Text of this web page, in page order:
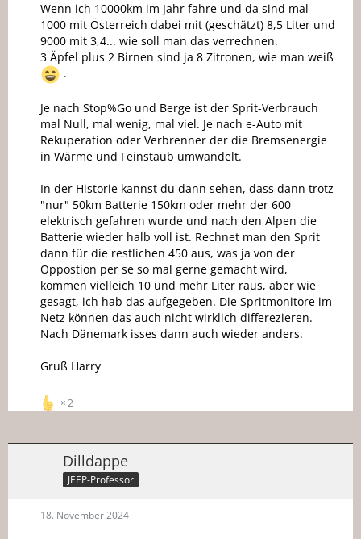
Wenn ich 10000km im Jahr fahre und da sind mal
1000 mit Österreich dabei mit (geschätzt) 8,5 Liter und
9000 mit 3,4... wie soll man das verrechnen.
3 Äpfel plus 2 Birnen sind ja 8 Zitronen, wie man weiß
.
Je nach Stop%Go und Berge ist der Sprit-Verbrauch
mal Null, mal wenig, mal viel. Je nach e-Auto mit
Rekuperation oder Verbrenner der die Bremsenergie
in Wärme und Feinstaub umwandelt.
In der Historie kannst du dann sehen, dass dann trotz
"nur" 50km Batterie 150km oder mehr der 600
elektrisch gefahren wurde und nach den Alpen die
Batterie wieder halb voll ist. Rechnet man den Sprit
dann für die restlichen 450 aus, was ja von der
Oppostion per se so mal gerne gemacht wird,
kommen vielleich 10 und mehr Liter raus, aber wie
gesagt, ich hab das aufgegeben. Die Spritmonitore im
Netz können das auch nicht wirklich differezieren.
Nach Dänemark isses dann auch wieder anders.
Gruß Harry
2
Dilldappe
JEEP-Professor
18. November 2024